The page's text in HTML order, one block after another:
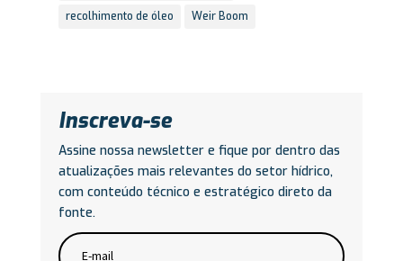
recolhimento de óleo
Weir Boom
Inscreva-se
Assine nossa newsletter e fique por dentro das
atualizações mais relevantes do setor hídrico,
com conteúdo técnico e estratégico direto da
fonte.